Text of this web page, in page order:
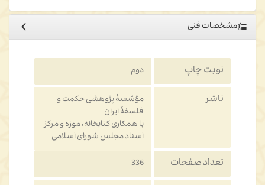
مشخصات فنی
نوبت چاپ دوم
ناشر
مؤسّسۀ پژوهشی حکمت و
فلسفۀ ایران
با همکاری کتابخانه، موزه و مرکز
اسناد مجلس شورای اسلامی
تعداد صفحات 336